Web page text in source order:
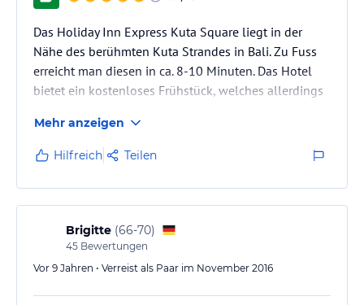
Das Holiday Inn Express Kuta Square liegt in der
Nähe des berühmten Kuta Strandes in Bali. Zu Fuss
erreicht man diesen in ca. 8-10 Minuten. Das Hotel
bietet ein kostenloses Frühstück, welches allerdings
sind recht klein aber sehr sauber. Das Personal ist
unheimlich freundlich und man erinnerte sich sogar
noch nach 2 Tagen an meinen Namen. Die Qualität
des Internets im Zimmer war leider nicht sonderlich
gut. Ebenfalls ist zu bemängeln dass es am Pool auf
dem Dach…
Mehr anzeigen
Hilfreich Teilen
Brigitte (66-70)
45 Bewertungen
Vor 9 Jahren • Verreist als Paar im November 2016